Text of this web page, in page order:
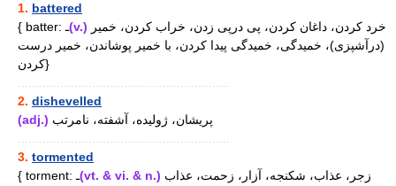
1. battered
{ batter: ـ(v.)
(درآشپزی)، خمیدگی، خمیدگی پیدا کردن، با خمیر پوشاندن، خمیر درست
کردن}
2. dishevelled
(adj.) پریشان، ژولیده، آشفته، نامرتب
3. tormented
{ torment: ـ(vt. & vi. & n.)